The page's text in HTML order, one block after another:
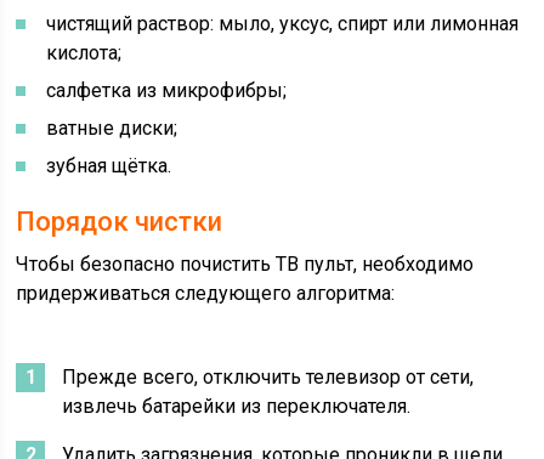
чистящий раствор: мыло, уксус, спирт или лимонная
кислота;
салфетка из микрофибры;
ватные диски;
зубная щётка.
Порядок чистки
Чтобы безопасно почистить ТВ пульт, необходимо
придерживаться следующего алгоритма:
Прежде всего, отключить телевизор от сети,
извлечь батарейки из переключателя.